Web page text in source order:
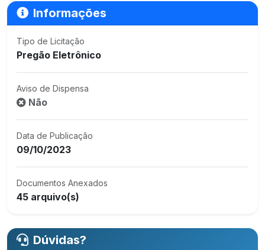
Informações
Tipo de Licitação
Pregão Eletrônico
Aviso de Dispensa
Não
Data de Publicação
09/10/2023
Documentos Anexados
45 arquivo(s)
Dúvidas?